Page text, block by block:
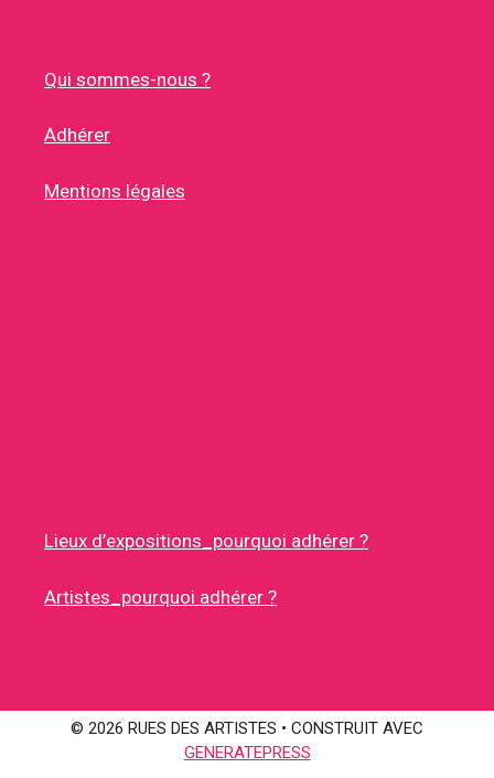
Qui sommes-nous ?
Adhérer
Mentions légales
Lieux d’expositions_pourquoi adhérer ?
Artistes_pourquoi adhérer ?
© 2026 RUES DES ARTISTES • CONSTRUIT AVEC
GENERATEPRESS